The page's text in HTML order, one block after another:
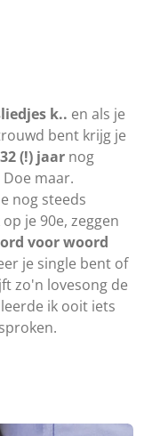
k.. en als je
bent krijg je
32 (!) jaar nog
maar.
nog steeds
je 90e, zeggen
voor woord
je single bent of
zo'n lovesong de
ik ooit iets